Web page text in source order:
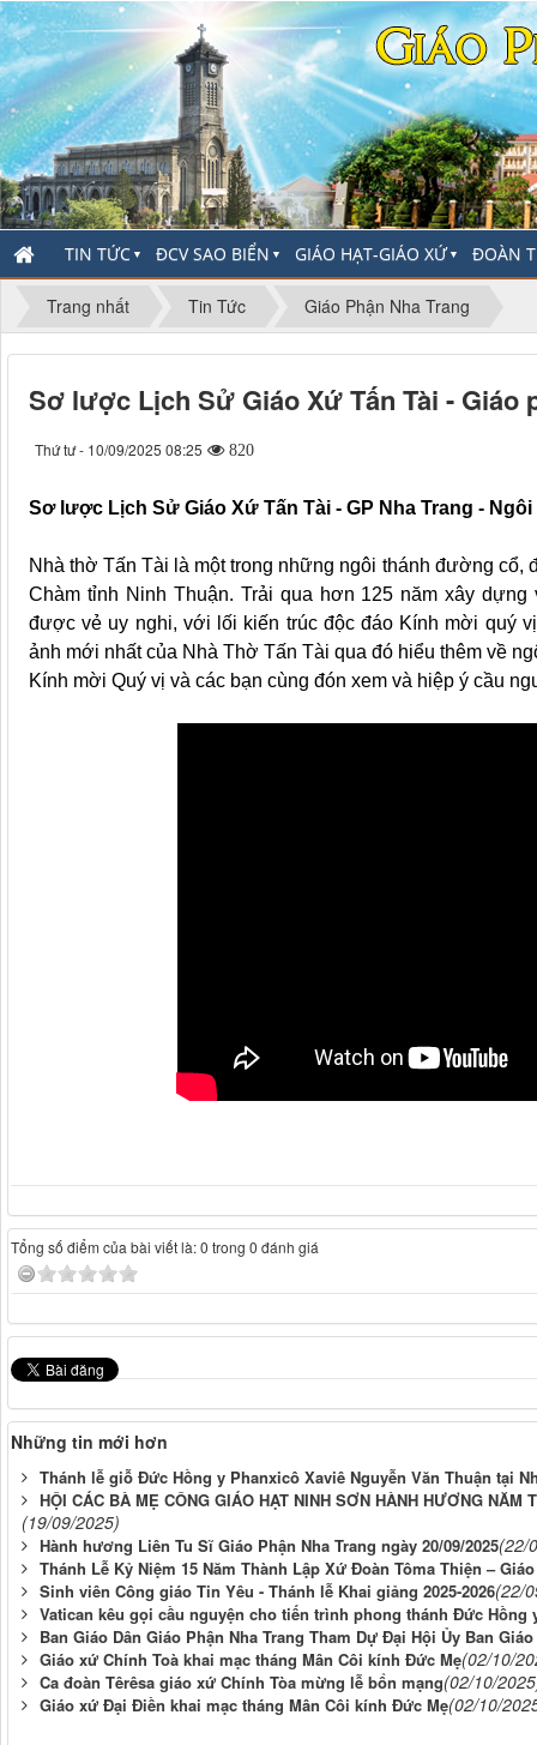
TIN TỨC ▼ ĐCV SAO BIỂN ▼ GIÁO HẠT-GIÁO XỨ▼ ĐOÀN
Trang nhất Tin Tức Giáo Phận Nha Trang
Sơ lược Lịch Sử Giáo Xứ Tấn Tài - Giáo
Thứ tư - 10/09/2025 08:25 820
Sơ lược Lịch Sử Giáo Xứ Tấn Tài - GP Nha Trang -
Nhà thờ Tấn Tài là một trong những ngôi thánh đường
Chàm tỉnh Ninh Thuận. Trải qua hơn 125 năm xây
được vẻ uy nghi, với lối kiến trúc độc đáo Kính mời quý
ảnh mới nhất của Nhà Thờ Tấn Tài qua đó hiểu thêm về
Kính mời Quý vị và các bạn cùng đón xem và hiệp ý cầu
Tổng số điểm của bài viết là: 0 trong 0 đánh giá
Những tin mới hơn
Thánh lễ giỗ Đức Hồng y Phanxicô Xaviê Nguyễn Văn Thuận tại
HỘI CÁC BÀ MẸ CÔNG GIÁO HẠT NINH SƠN HÀNH HƯƠNG NĂM
(19/09/2025)
Hành hương Liên Tu Sĩ Giáo Phận Nha Trang ngày 20/09/2025(22/
Thánh Lễ Kỷ Niệm 15 Năm Thành Lập Xứ Đoàn Tôma Thiện –
Sinh viên Công giáo Tin Yêu - Thánh lễ Khai giảng 2025-2026(22/
Vatican kêu gọi cầu nguyện cho tiến trình phong thánh Đức Hồng
Ban Giáo Dân Giáo Phận Nha Trang Tham Dự Đại Hội Ủy Ban
Giáo xứ Chính Toà khai mạc tháng Mân Côi kính Đức Mẹ(02/10/
Ca đoàn Têrêsa giáo xứ Chính Tòa mừng lễ bổn mạng(02/10/
Giáo xứ Đại Điền khai mạc tháng Mân Côi kính Đức Mẹ(02/10/